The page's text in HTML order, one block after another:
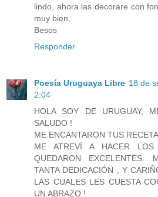
lindo, ahora las decorare con
muy bien,
Besos
Responder
Poesía Uruguaya Libre 18 de
2:04
HOLA SOY DE URUGUAY,
SALUDO !
ME ENCANTARON TUS
ME ATREVÍ A HACER
QUEDARON EXCELENTES.
TANTA DEDICACIÓN , Y
LAS CUALES LES CUESTA
UN ABRAZO !